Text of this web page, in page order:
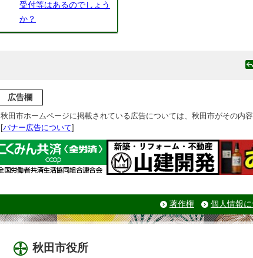
受付等はあるのでしょう
か？
広告欄
秋田市ホームページに掲載されている広告については、秋田市がその内
[バナー広告について]
著作権 個人情報
秋田市役所